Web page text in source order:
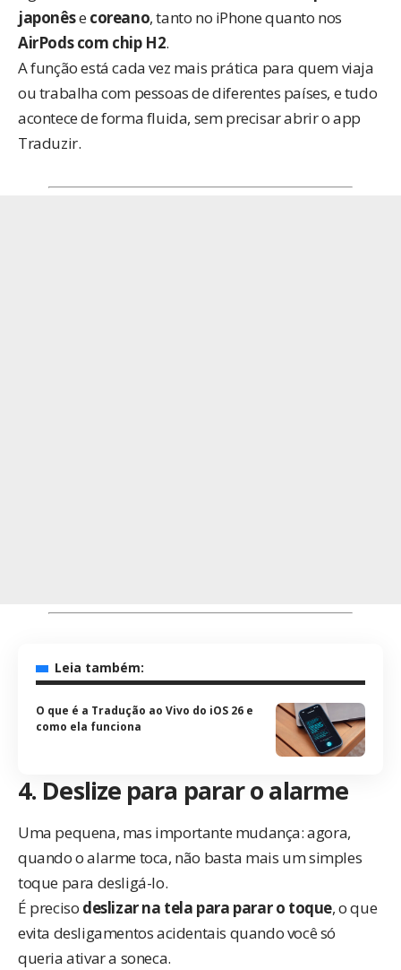
japonêse coreano, tanto no iPhone quanto nos
AirPods com chip H2.
A função está cada vez mais prática para quem viaja
ou trabalha com pessoas de diferentes países, e tudo
acontece de forma fluida, sem precisar abrir o app
Traduzir.
Leia também:
O que é a Tradução ao Vivo do iOS 26 e
como ela funciona
4. Deslize para parar o alarme
Uma pequena, mas importante mudança: agora,
quando o alarme toca, não basta mais um simples
toque para desligá-lo.
É preciso deslizar na tela para parar o toque, o que
evita desligamentos acidentais quando você só
queria ativar a soneca.